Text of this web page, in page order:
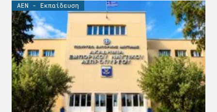
ΑΕΝ - Εκπαίδευση